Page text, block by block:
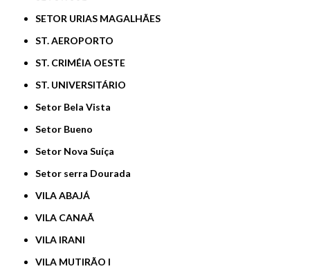
SETOR URIAS MAGALHÃES
ST. AEROPORTO
ST. CRIMÉIA OESTE
ST. UNIVERSITÁRIO
Setor Bela Vista
Setor Bueno
Setor Nova Suíça
Setor serra Dourada
VILA ABAJÁ
VILA CANAÃ
VILA IRANI
VILA MUTIRÃO I